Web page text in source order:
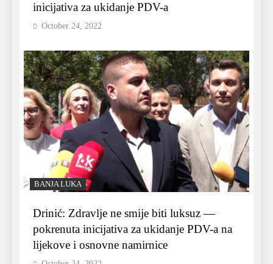
inicijativa za ukidanje PDV-a
October 24, 2022
BANJA LUKA
Drinić: Zdravlje ne smije biti luksuz —
pokrenuta inicijativa za ukidanje PDV-a na
lijekove i osnovne namirnice